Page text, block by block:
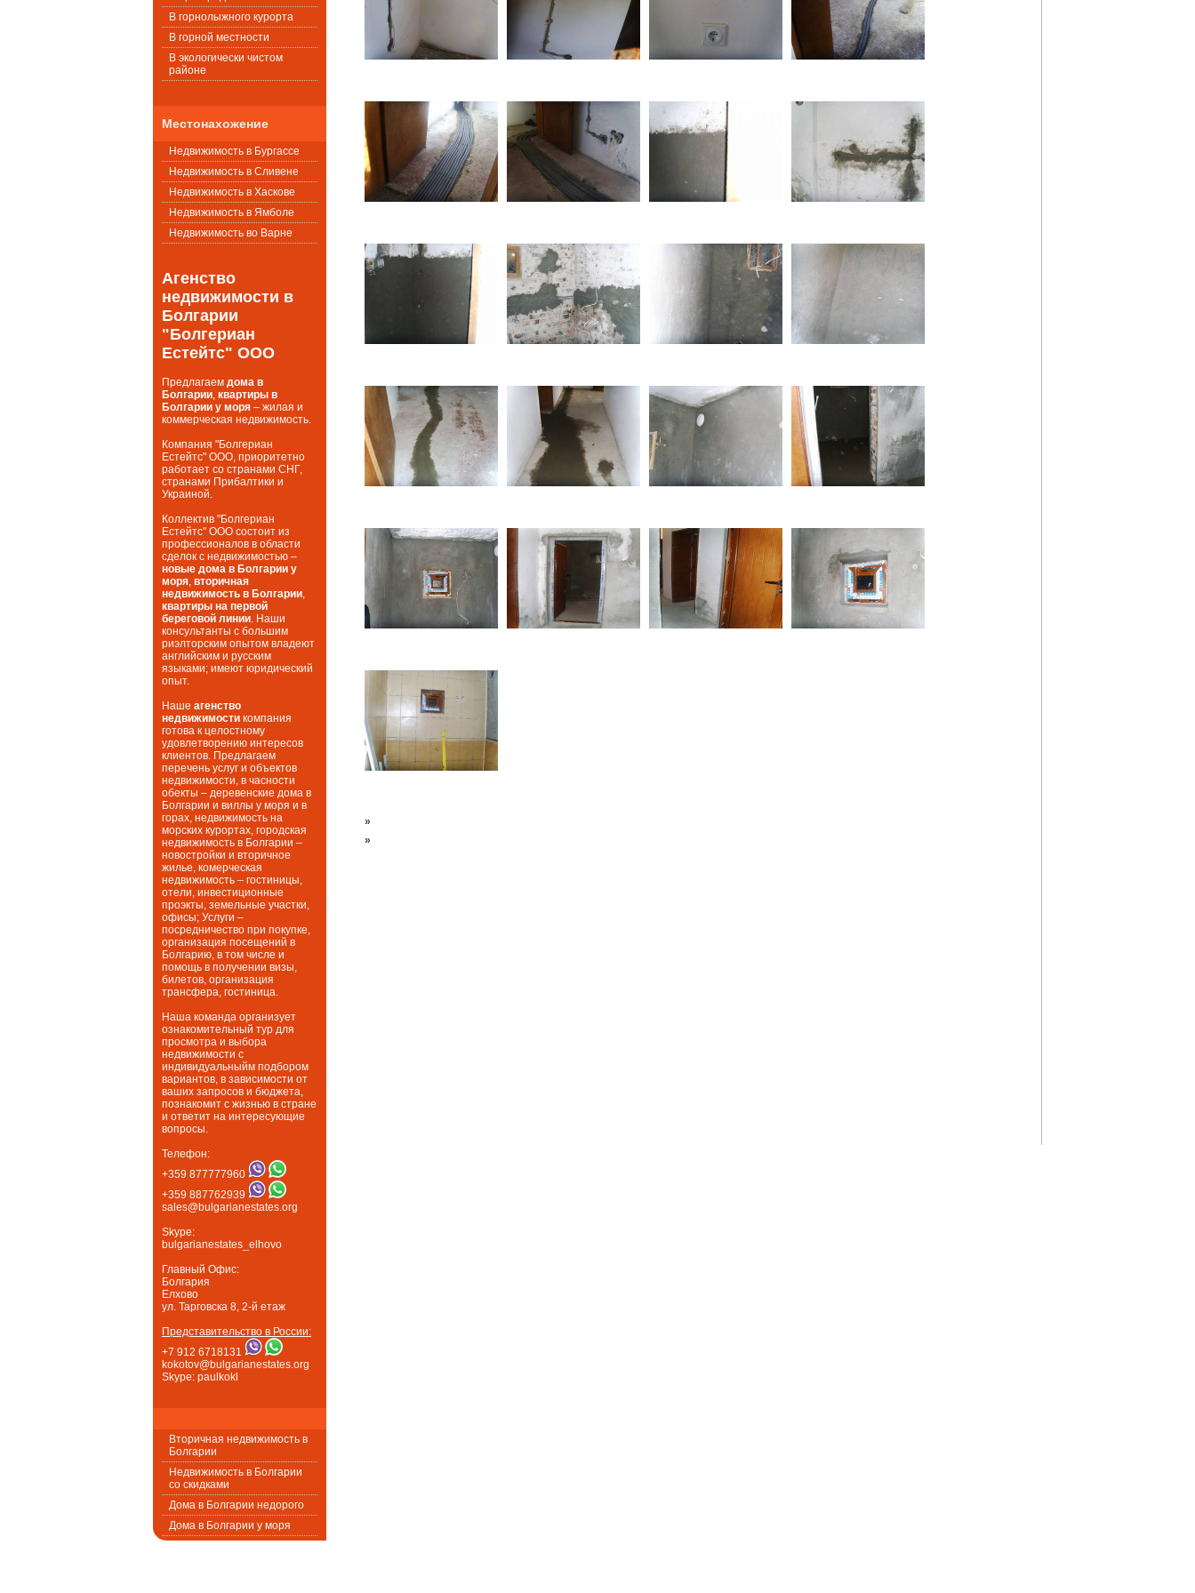
В горнолыжного курорта
В горной местности
В экологически чистом
районе
Местонахожение
Недвижимость в Бургассе
Недвижимость в Сливене
Недвижимость в Хаскове
Недвижимость в Ямболе
Недвижимость во Варне
Агенство
недвижимости в
Болгарии
"Болгериан
Естейтс" ООО
Предлагаем дома в
Болгарии, квартиры в
Болгарии у моря – жилая и
коммерческая недвижимость.
Компания "Болгериан
Естейтс" ООО, приоритетно
работает со странами СНГ,
странами Прибалтики и
Украиной.
Коллектив "Болгериан
Естейтс" ООО состоит из
профессионалов в области
сделок с недвижимостью –
новые дома в Болгарии у
моря, вторичная
недвижимость в Болгарии,
квартиры на первой
береговой линии. Наши
консультанты с большим
риэлторским опытом владеют
английским и русским
языками; имеют юридический
опыт.
Наше агенство
недвижимости компания
готова к целостному
удовлетворению интересов
клиентов. Предлагаем
перечень услуг и объектов
недвижимости, в часности
обекты – деревенские дома в
Болгарии и виллы у моря и в
горах, недвижимость на
морских курортах, городская
недвижимость в Болгарии –
новостройки и вторичное
жилье, комерческая
недвижимость – гостиницы,
отели, инвестиционные
проэкты, земельные участки,
офисы; Услуги –
посредничество при покупке,
организация посещений в
Болгарию, в том числе и
помощь в получении визы,
билетов, организация
трансфера, гостиница.
Наша команда организует
ознакомительный тур для
просмотра и выбора
недвижимости с
индивидуальныйм подбором
вариантов, в зависимости от
ваших запросов и бюджета,
познакомит с жизнью в стране
и ответит на интересующие
вопросы.
Телефон:
+359 877777960
+359 887762939
sales@bulgarianestates.org
Skype:
bulgarianestates_elhovo
Главный Офис:
Болгария
Елхово
ул. Тарговска 8, 2-й етаж
Представительство в России:
+7 912 6718131
kokotov@bulgarianestates.org
Skype: paulkokl
Вторичная недвижимость в
Болгарии
Недвижимость в Болгарии
со скидками
Дома в Болгарии недорого
Дома в Болгарии у моря
»
»